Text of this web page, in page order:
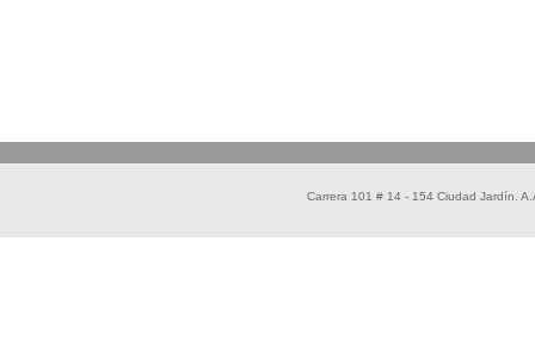
Carrera 101 # 14 - 154 Ciudad Jardín.